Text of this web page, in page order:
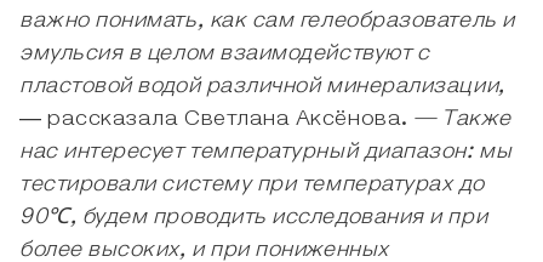
важно понимать, как сам гелеобразователь и
эмульсия в целом взаимодействуют с
пластовой водой различной минерализации,
― рассказала Светлана Аксёнова. — Также
нас интересует температурный диапазон: мы
тестировали систему при температурах до
90℃, будем проводить исследования и при
более высоких, и при пониженных